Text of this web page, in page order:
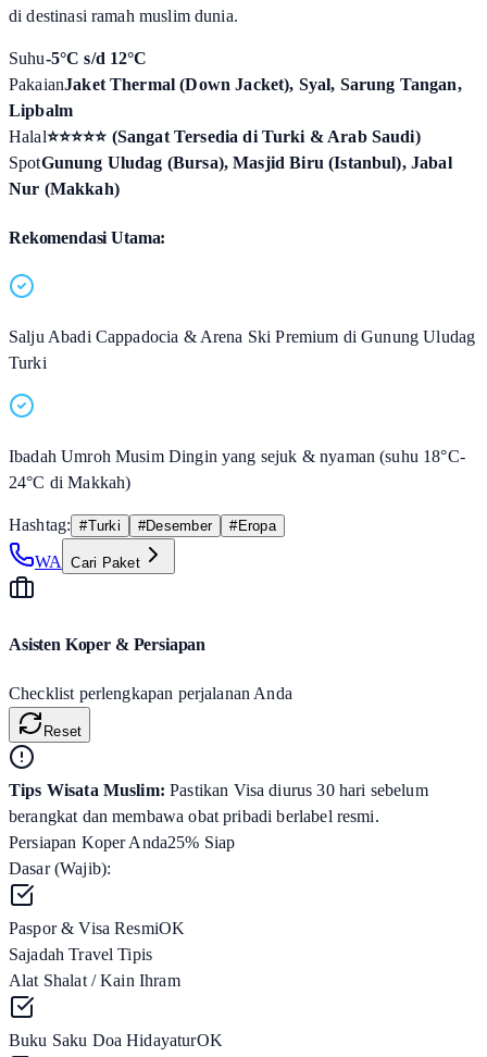
di destinasi ramah muslim dunia.
Suhu-5°C s/d 12°C
PakaianJaket Thermal (Down Jacket), Syal, Sarung Tangan,
Lipbalm
Halal⭐⭐⭐⭐⭐ (Sangat Tersedia di Turki & Arab Saudi)
SpotGunung Uludag (Bursa), Masjid Biru (Istanbul), Jabal
Nur (Makkah)
Rekomendasi Utama:
Salju Abadi Cappadocia & Arena Ski Premium di Gunung Uludag
Turki
Ibadah Umroh Musim Dingin yang sejuk & nyaman (suhu 18°C-
24°C di Makkah)
Hashtag: #Turki #Desember #Eropa
WA Cari Paket
Asisten Koper & Persiapan
Checklist perlengkapan perjalanan Anda
Reset
Tips Wisata Muslim: Pastikan Visa diurus 30 hari sebelum
berangkat dan membawa obat pribadi berlabel resmi.
Persiapan Koper Anda25% Siap
Dasar (Wajib):
Paspor & Visa ResmiOK
Sajadah Travel Tipis
Alat Shalat / Kain Ihram
Buku Saku Doa HidayaturOK